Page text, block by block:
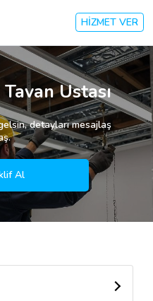
HİZMET VER
Ustası
detayları mesajlaş
Al